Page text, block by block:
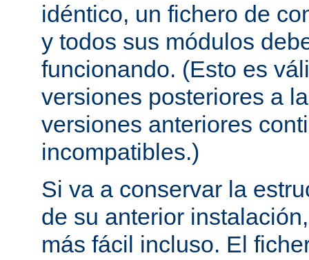
idéntico, un fichero de
y todos sus módulos
funcionando. (Esto es
versiones posteriores a
versiones anteriores
incompatibles.)
Si va a conservar la
de su anterior
más fácil incluso. El